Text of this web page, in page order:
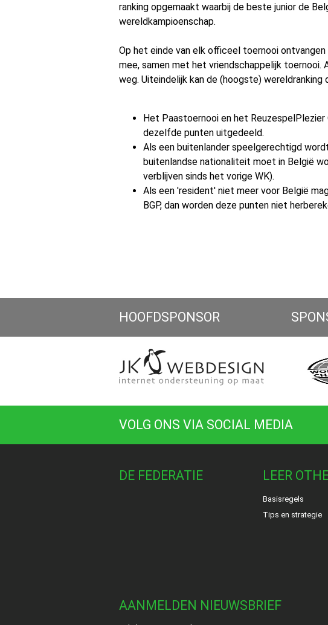
ranking opgemaakt waarbij de beste junior de
wereldkampioenschap.
Op het einde van elk officeel toernooi
mee, samen met het vriendschappelijk
weg. Uiteindelijk kan de (hoogste)
Het Paastoernooi en het
dezelfde punten uitgedeeld.
Als een buitenlander speelgerechtigd
buitenlandse nationaliteit moet in België
verblijven sinds het vorige WK).
Als een 'resident' niet meer voor België
BGP, dan worden deze punten niet
HOOFDSPONSOR
VOLG ONS VIA SOCIAL MEDIA
DE FEDERATIE LEER
Basisregels
Tips en strategie
AANMELDEN NIEUWSBRIEF